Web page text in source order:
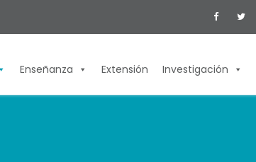
Enseñanza Extensión Investigación